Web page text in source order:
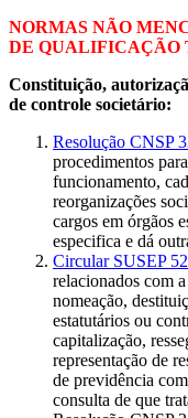
NORMAS NÃO
DE QUALIFICAÇÃO
Constituição,
de controle societário:
Resolução CNSP
procedimentos
funcionamento,
reorganizações
cargos em órgãos
especifica e dá
Circular SUSEP
relacionados com
nomeação,
estatutários ou
capitalização,
representação de
de previdência
consulta de que